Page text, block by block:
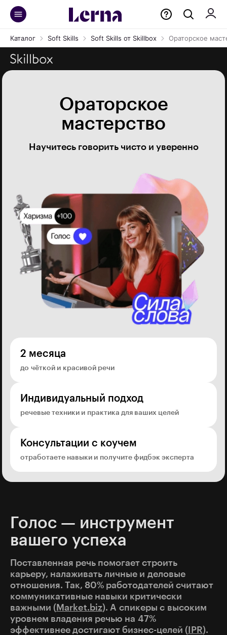
Каталог Soft Skills Soft Skills от Skillbox Ораторское
Ораторское
мастерство
Научитесь говорить чисто и уверенно
2 месяца
до чёткой и красивой речи
Индивидуальный подход
речевые техники и практика для ваших целей
Консультации с коучем
отработаете навыки и получите фидбэк эксперта
Голос — инструмент
вашего успеха
Поставленная речь помогает строить
карьеру, налаживать личные и деловые
отношения. Так, 80% работодателей считают
коммуникативные навыки критически
важными ( Market.biz). А спикеры с высоким
уровнем владения речью на 47%
эффективнее достигают бизнес-целей ( IPR).